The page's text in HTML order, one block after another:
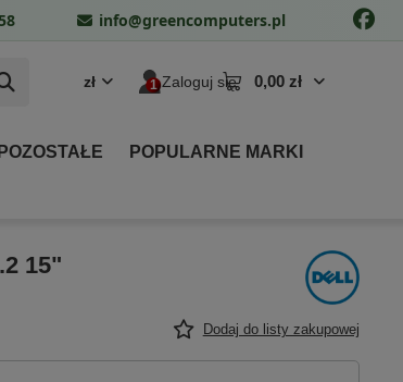
zł Zaloguj się 0,00 zł
POZOSTAŁE
POPULARNE MARKI
15"
Dodaj do listy zakupowej
info@greencomputers.pl